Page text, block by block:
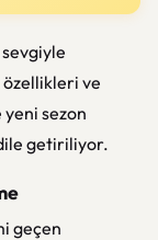
özellikleri ve
sezon
getiriliyor.
geçen